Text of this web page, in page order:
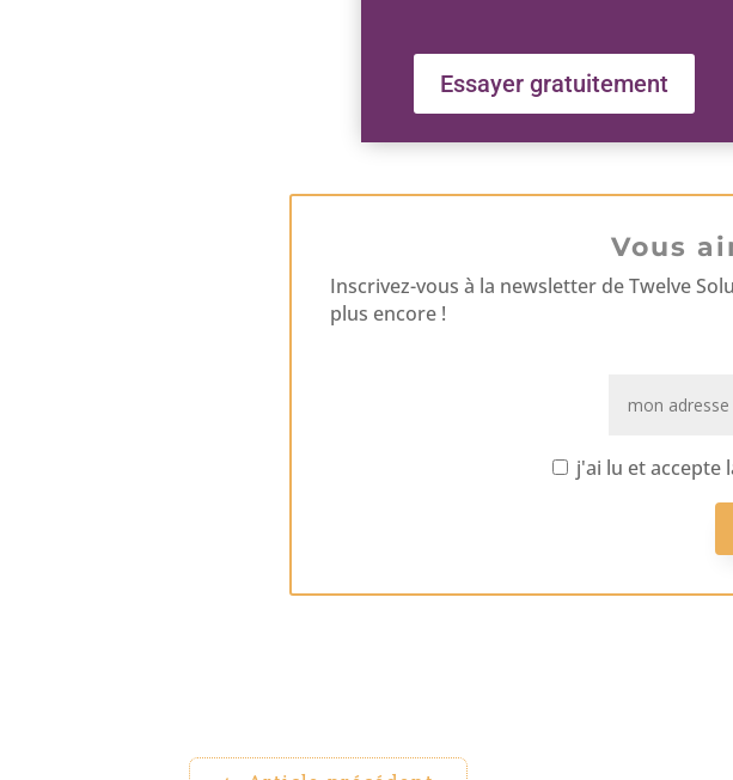
Essayer gratuitement
Vous
Inscrivez-vous à la newsletter de Twelve
plus encore !
j'ai lu et accepte